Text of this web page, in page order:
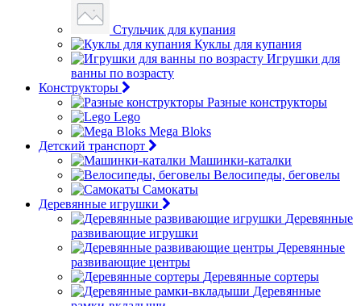
Стульчик для купания
Куклы для купания
Игрушки для
ванны по возрасту
Конструкторы
Разные конструкторы
Lego
Mega Bloks
Детский транспорт
Машинки-каталки
Велосипеды, беговелы
Самокаты
Деревянные игрушки
Деревянные
развивающие игрушки
Деревянные
развивающие центры
Деревянные сортеры
Деревянные